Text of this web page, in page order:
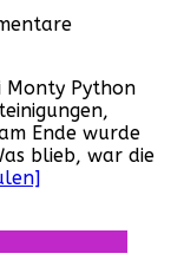
Monty Python
Ende wurde
blieb, war die